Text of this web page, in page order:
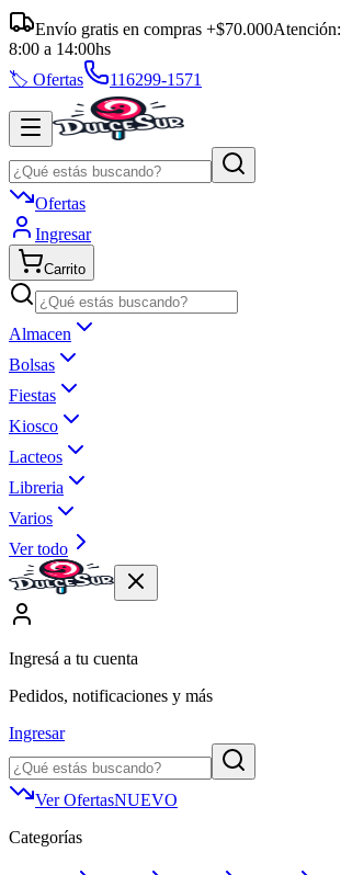
Envío gratis en compras +$70.000Atención:
8:00 a 14:00hs
🏷️ Ofertas
116299-1571
Ofertas
Ingresar
Carrito
Almacen
Bolsas
Fiestas
Kiosco
Lacteos
Libreria
Varios
Ver todo
Ingresá a tu cuenta
Pedidos, notificaciones y más
Ingresar
Ver OfertasNUEVO
Categorías